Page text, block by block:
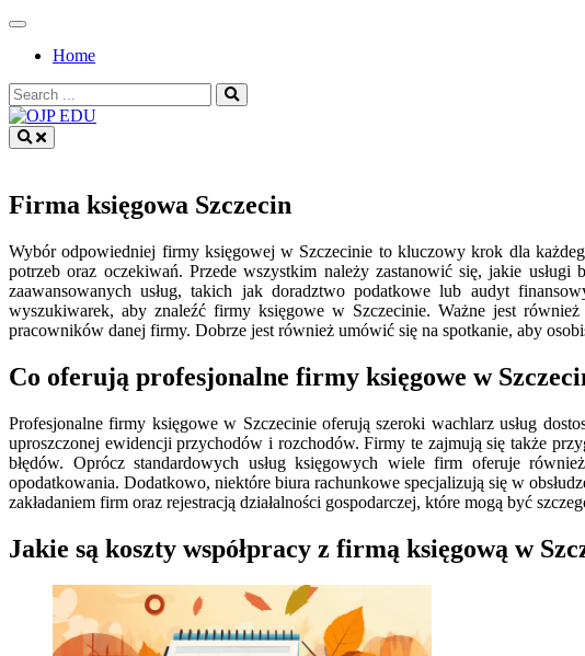
Skip
contentHome
Search
for:
Firma księgowa Szczecin
Wybór odpowiedniej firmy księgowej w Szczecinie to kluczowy krok dla
potrzeb oraz oczekiwań. Przede wszystkim należy zastanowić się, jakie
zaawansowanych usług, takich jak doradztwo podatkowe lub audyt
wyszukiwarek, aby znaleźć firmy księgowe w Szczecinie. Ważne jest
pracowników danej firmy. Dobrze jest również umówić się na spotkanie, aby
Co oferują profesjonalne firmy księgowe w
Profesjonalne firmy księgowe w Szczecinie oferują szeroki wachlarz usług
uproszczonej ewidencji przychodów i rozchodów. Firmy te zajmują się także
błędów. Oprócz standardowych usług księgowych wiele firm oferuje
opodatkowania. Dodatkowo, niektóre biura rachunkowe specjalizują się w
zakładaniem firm oraz rejestracją działalności gospodarczej, które mogą być
Jakie są koszty współpracy z firmą księgową w